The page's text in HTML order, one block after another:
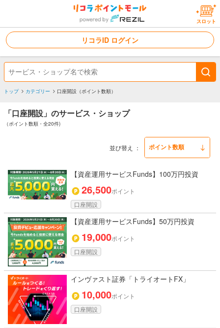
スロット
リコラID ログイン
トップ カテゴリー 口座開設（ポイント数順）
「口座開設」のサービス・ショップ
（ポイント数順・全20件)
並び替え
【資産運用サービスFunds】100万円投資
26,500ポイント
口座開設
【資産運用サービスFunds】50万円投資
19,000ポイント
口座開設
インヴァスト証券「トライオートFX」
10,000ポイント
口座開設